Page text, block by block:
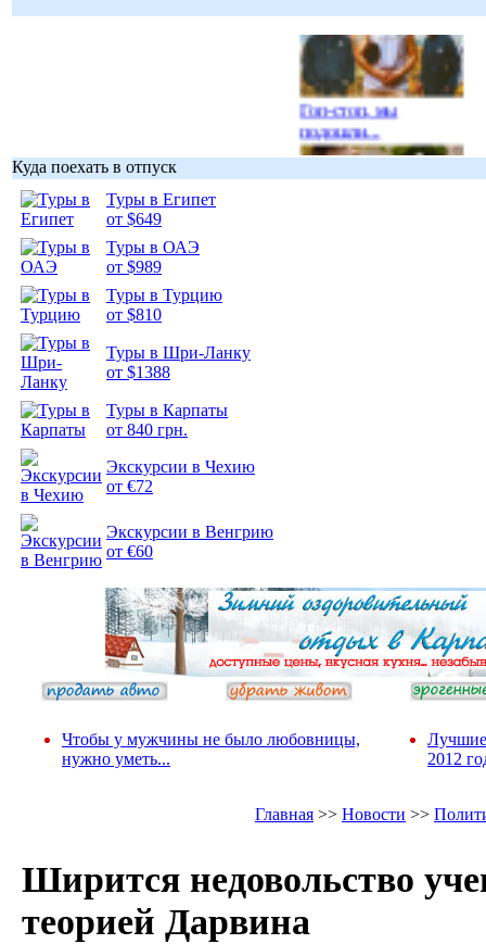
Гоп-стоп, мы
подошли...
Куда поехать в отпуск
Туры в Египет
от $649
Туры в ОАЭ
от $989
Туры в Турцию
от $810
Туры в Шри-Ланку
от $1388
Туры в Карпаты
от 840 грн.
Экскурсии в Чехию
от €72
Экскурсии в Венгрию
от €60
Чтобы у мужчины не было любовницы,
нужно уметь...
Лучшие
2012
Главная >> Новости >>
Ширится недовольство
теорией Дарвина